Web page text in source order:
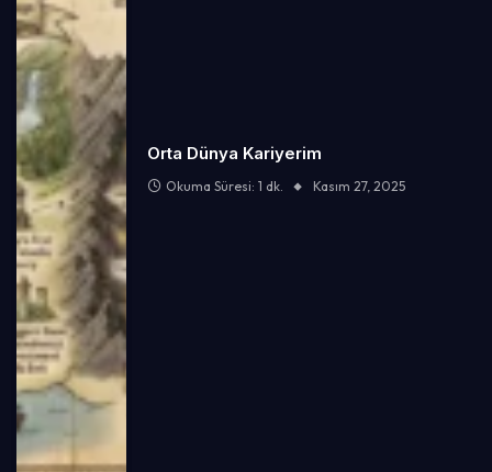
Orta Dünya Kariyerim
Okuma Süresi: 1 dk. Kasım 27, 2025